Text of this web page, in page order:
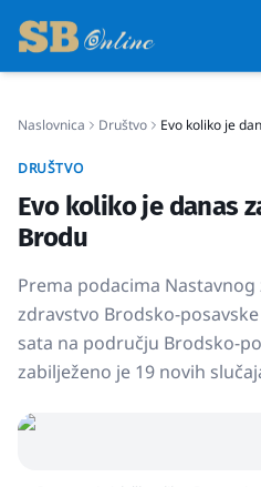
Politika
Crna kronika
Sport
Kultura
Naslovnica Društvo Evo koliko je
DRUŠTVO
Evo koliko je danas
Brodu
Prema podacima Nastavnog
zdravstvo Brodsko-
sata na području Brodsko-
zabilježeno je 19 novih